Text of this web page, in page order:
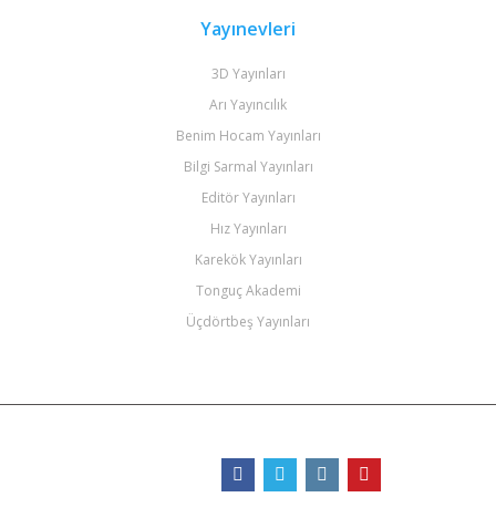
Yayınevleri
3D Yayınları
Arı Yayıncılık
Benim Hocam Yayınları
Bilgi Sarmal Yayınları
Editör Yayınları
Hız Yayınları
Karekök Yayınları
Tonguç Akademi
Üçdörtbeş Yayınları